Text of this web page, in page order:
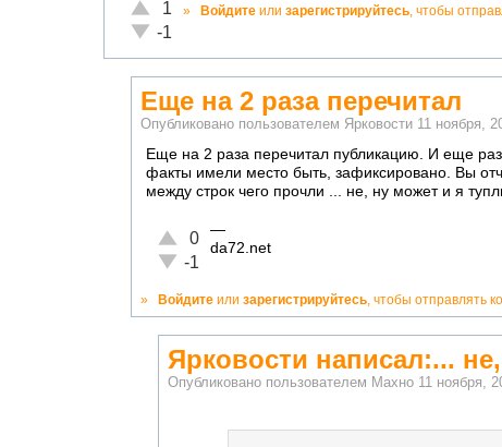
Отлично!
1
Неадекватно!
-1
» Войдите или зарегистрируйтесь, чтобы
Еще на 2 раза перечитал
Опубликовано пользователем Ярковости 11 ноября,
Еще на 2 раза перечитал публикацию. И еще
факты имели место быть, зафиксировано. Вы
между строк чего прочли ... не, ну может и я
Отлично!
0
Неадекватно!
-1
—
da72.net
» Войдите или зарегистрируйтесь , чтобы отправлять
Ярковости написал:...
Опубликовано пользователем Махно 11 ноября,